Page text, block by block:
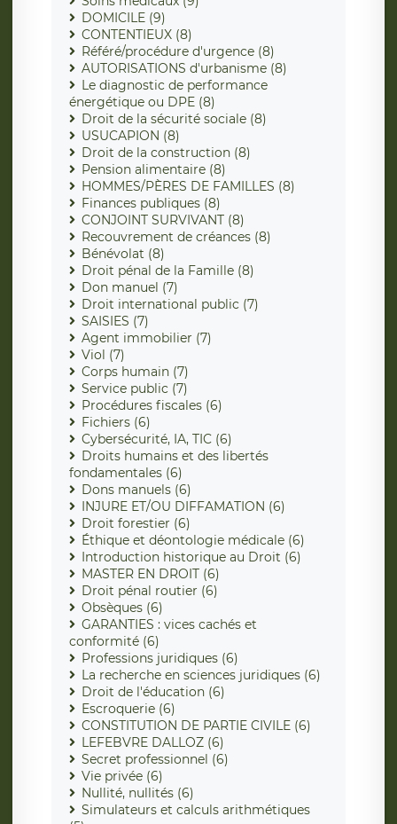
DOMICILE (9)
CONTENTIEUX (8)
Référé/procédure d'urgence (8)
AUTORISATIONS d'urbanisme (8)
Le diagnostic de performance
énergétique ou DPE (8)
Droit de la sécurité sociale (8)
USUCAPION (8)
Droit de la construction (8)
Pension alimentaire (8)
HOMMES/PÈRES DE FAMILLES (8)
Finances publiques (8)
CONJOINT SURVIVANT (8)
Recouvrement de créances (8)
Bénévolat (8)
Droit pénal de la Famille (8)
Don manuel (7)
Droit international public (7)
SAISIES (7)
Agent immobilier (7)
Viol (7)
Corps humain (7)
Service public (7)
Procédures fiscales (6)
Fichiers (6)
Cybersécurité, IA, TIC (6)
Droits humains et des libertés
fondamentales (6)
Dons manuels (6)
INJURE ET/OU DIFFAMATION (6)
Droit forestier (6)
Éthique et déontologie médicale (6)
Introduction historique au Droit (6)
MASTER EN DROIT (6)
Droit pénal routier (6)
Obsèques (6)
GARANTIES : vices cachés et
conformité (6)
Professions juridiques (6)
La recherche en sciences juridiques (6)
Droit de l'éducation (6)
Escroquerie (6)
CONSTITUTION DE PARTIE CIVILE (6)
LEFEBVRE DALLOZ (6)
Secret professionnel (6)
Vie privée (6)
Nullité, nullités (6)
Simulateurs et calculs arithmétiques